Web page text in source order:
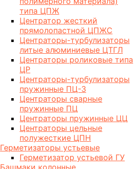
типа ЦПЖ
Центратор жесткий
прямолопастной ЦПЖС
Центраторы-турбулизаторы
литые алюминиевые ЦТГЛ
Центраторы роликовые типа
ЦР
Центраторы-турбулизаторы
пружинные ПЦ-3
Центраторы сварные
пружинные ПЦ
Центраторы пружинные ЦЦ
Центраторы цельные
полужесткие ЦПН
Герметизаторы устьевые
Герметизатор устьевой ГУ
Башмаки колонные